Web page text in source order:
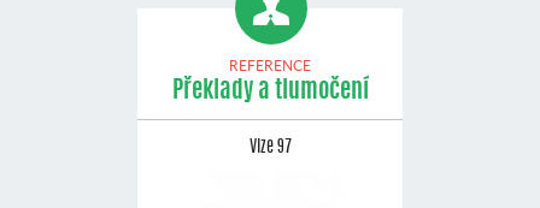
REFERENCE
Překlady a tlumočení
Vize 97